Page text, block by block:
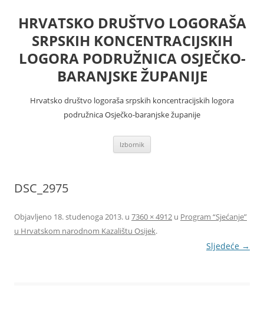
sadržaja
HRVATSKO DRUŠTVO LOGORAŠA
SRPSKIH KONCENTRACIJSKIH
LOGORA PODRUŽNICA OSJEČKO-
BARANJSKE ŽUPANIJE
Hrvatsko društvo logoraša srpskih koncentracijskih logora
podružnica Osječko-baranjske županije
Izbornik
DSC_2975
Objavljeno 18. studenoga 2013. u 7360 × 4912 u Program “Sjećanje”
u Hrvatskom narodnom Kazalištu Osijek.
Sljedeće →